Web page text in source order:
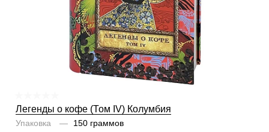
3 4 5 6
4/6
Легенды о кофе (Том IV) Колумбия
Упаковка —
150 граммов